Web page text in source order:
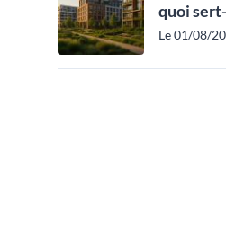
quoi
Le 01/08/